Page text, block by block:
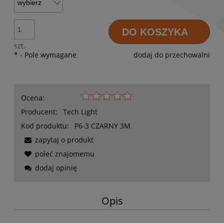
szt.
DO KOSZYKA
dodaj do przechowalni
* - Pole wymagane
Ocena:
Producent:
Tech Light
Kod produktu:
P6-3 CZARNY 3M
zapytaj o produkt
poleć znajomemu
dodaj opinię
Opis